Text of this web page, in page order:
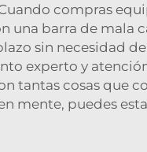
compras
una barra de mala
sin necesidad
experto y
tantas cosas que
mente, puedes